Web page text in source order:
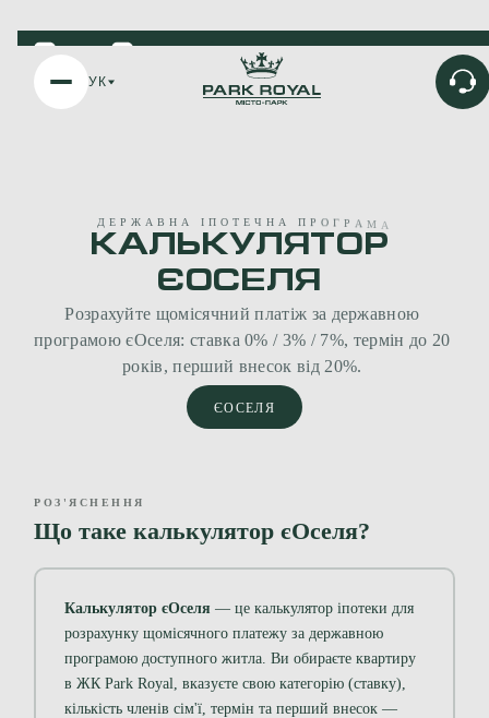
Оселя ДІЗНАТИСЬ УМОВИ
УК
Д Е Р Ж А В Н А І П О Т Е Ч Н А П Р О Г Р А М А
КАЛЬКУЛЯТОР
ЄОСЕЛЯ
Розрахуйте щомісячнийплатіж за державною
програмоюєОселя: ставка0%/ 3% / 7%, термін до 20
років,перший внесок від 20%.
ЄОСЕЛЯ
РОЗ'ЯСНЕННЯ
Що таке калькулятор єОселя?
Калькулятор єОселя — це калькулятор іпотеки для
розрахунку щомісячного платежу за державною
програмою доступного житла. Ви обираєте квартиру
в ЖК Park Royal, вказуєте свою категорію (ставку),
кількість членів сім'ї, термін та перший внесок —